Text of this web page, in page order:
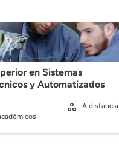
en Sistemas
y Automatizados
A distancia